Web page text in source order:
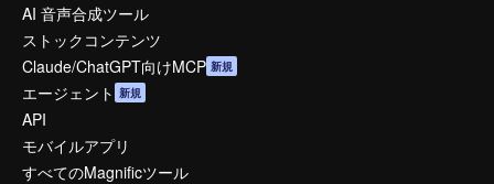
AI 音声合成ツール
ストックコンテンツ
Claude/ChatGPT向けMCP 新規
エージェント 新規
API
モバイルアプリ
すべてのMagnificツール